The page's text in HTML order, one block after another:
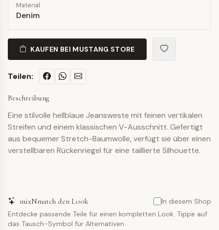
Material
Denim
KAUFEN BEI MUSTANG STORE
Teilen:
Beschreibung
Eine stilvolle hellblaue Jeansweste mit feinen vertikalen
Streifen und einem klassischen V-Ausschnitt. Gefertigt
aus bequemer Stretch-Baumwolle, verfügt sie über einen
verstellbaren Rückenriegel für eine taillierte Silhouette.
mixNmatch den Look
In diesem Shop
Entdecke passende Teile für einen kompletten Look. Tippe auf
das Tausch-Symbol für Alternativen.